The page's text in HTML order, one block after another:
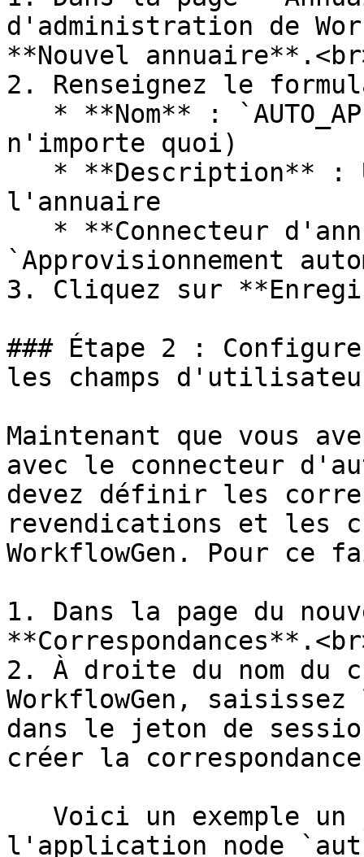
d'administration de
**Nouvel
2. Renseignez le
n'importe quoi)
l'annuaire
`Approvisionnement
3. Cliquez sur
### Étape 2 :
les champs
Maintenant que vous
avec le connecteur
devez définir les
revendications et les
WorkflowGen. Pour ce
1. Dans la page du
2. À droite du nom du
WorkflowGen,
dans le jeton de
créer la
l'application node